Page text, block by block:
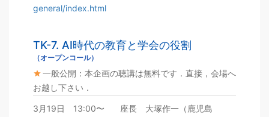
general/index.html
TK-7. AI時代の教育と学会の役割
（オープンコール）
一般公開：本企画の聴講は無料です．直接，会場へ
お越し下さい．
3月19日 13:00〜
座長 大塚作一（鹿児島